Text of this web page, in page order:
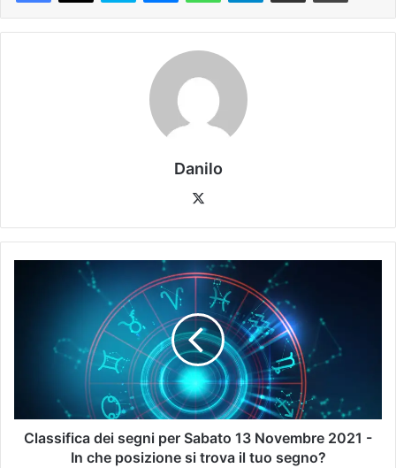
Danilo
Classifica dei segni per Sabato 13 Novembre 2021 -
In che posizione si trova il tuo segno?